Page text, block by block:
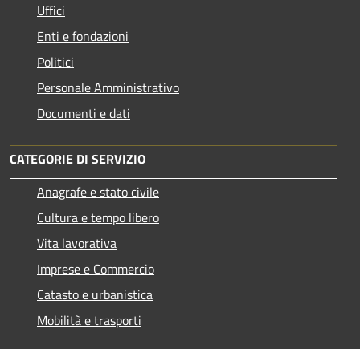
Uffici
Enti e fondazioni
Politici
Personale Amministrativo
Documenti e dati
CATEGORIE DI SERVIZIO
Anagrafe e stato civile
Cultura e tempo libero
Vita lavorativa
Imprese e Commercio
Catasto e urbanistica
Mobilità e trasporti